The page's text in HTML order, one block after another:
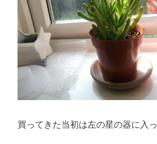
買ってきた当初は左の星の器に入